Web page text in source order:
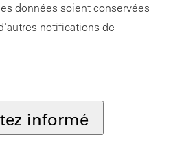
données soient conservées
notifications de
informé